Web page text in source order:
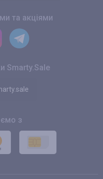
та акціями
Smarty.Sale
з